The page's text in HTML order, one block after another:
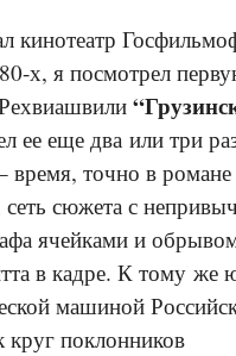
кинотеатр
х, я посмотрел
ее еще два или три
точно в
сюжета с
ячейками и
в кадре. К тому же
машиной
круг поклонников